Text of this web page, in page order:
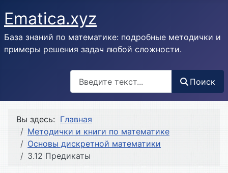
Ematica.xyz
База знаний по математике: подробные методички и
примеры решения задач любой сложности.
Поиск
Вы здесь: Главная
Методички и книги по математике
Основы дискретной математики
3.12 Предикаты